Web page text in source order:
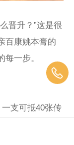
晋升？”这是很
百康姚本膏的
一步。
支可抵40张传
价比极高。无
中老年人常见